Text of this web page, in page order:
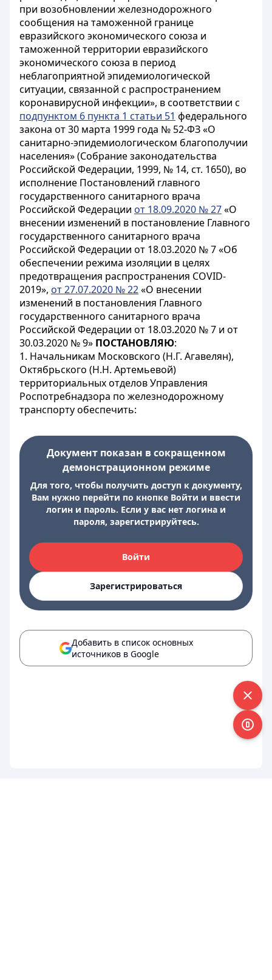
при возобновлении железнодорожного
сообщения на таможенной границе
евразийского экономического союза и
таможенной территории евразийского
экономического союза в период
неблагоприятной эпидемиологической
ситуации, связанной с распространением
коронавирусной инфекции», в соответствии с
подпунктом 6 пункта 1 статьи 51 федерального
закона от 30 марта 1999 года № 52-ФЗ «О
санитарно-эпидемиологическом благополучии
населения» (Собрание законодательства
Российской Федерации, 1999, № 14, ст. 1650), во
исполнение Постановлений главного
государственного санитарного врача
Российской Федерации от 18.09.2020 № 27«О
внесении изменений в постановление Главного
государственного санитарного врача
Российской Федерации от 18.03.2020 № 7 «Об
обеспечении режима изоляции в целях
предотвращения распространения COVID-
2019», от 27.07.2020 № 22«О внесении
изменений в постановления Главного
государственного санитарного врача
Российской Федерации от 18.03.2020 № 7 и от
30.03.2020 № 9» ПОСТАНОВЛЯЮ:
1. Начальникам Московского (Н.Г. Агавелян),
Октябрьского (Н.Н. Артемьевой)
территориальных отделов Управления
Роспотребнадзора по железнодорожному
транспорту обеспечить:
Документ показан в сокращенном
демонстрационном режиме
Для того, чтобы получить доступ к документу,
Вам нужно перейти по кнопке Войти и ввести
логин и пароль. Если у вас нет логина и
пароля, зарегистрируйтесь.
Войти
Зарегистрироваться
Добавить в список основных
источников в Google